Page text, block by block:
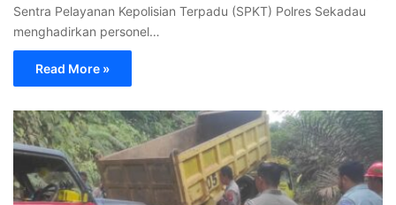
Sentra Pelayanan Kepolisian Terpadu (SPKT) Polres Sekadau
menghadirkan personel…
Read More »